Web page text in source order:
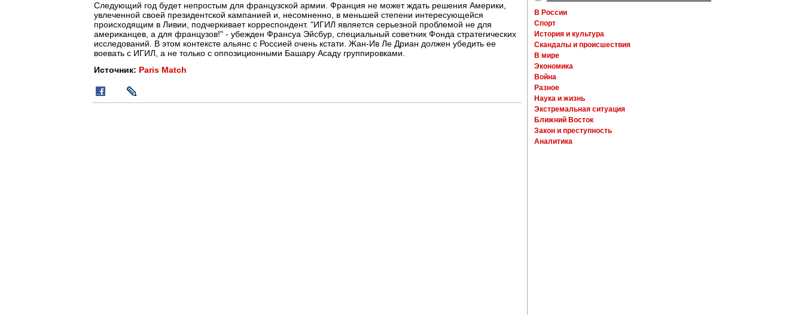
Следующий год будет непростым для французской армии. Франция не может ждать решения Америки,
увлеченной своей президентской кампанией и, несомненно, в меньшей степени интересующейся
происходящим в Ливии, подчеркивает корреспондент. "ИГИЛ является серьезной проблемой не для
американцев, а для французов!" - убежден Франсуа Эйсбур, специальный советник Фонда стратегических
исследований. В этом контексте альянс с Россией очень кстати. Жан-Ив Ле Дриан должен убедить ее
воевать с ИГИЛ, а не только с оппозиционными Башару Асаду группировками.
Источник: Paris Match
В России
Спорт
История и культура
Скандалы и происшествия
В мире
Экономика
Война
Разное
Наука и жизнь
Экстремальная ситуация
Ближний Восток
Закон и преступность
Аналитика